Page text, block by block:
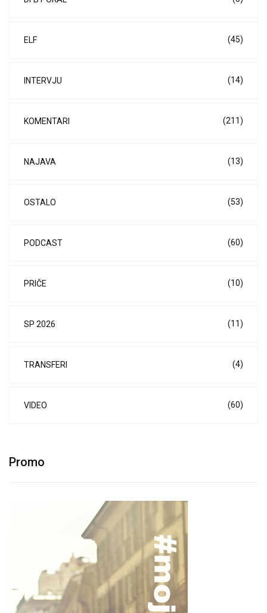
ELF (45)
INTERVJU (14)
KOMENTARI (211)
NAJAVA (13)
OSTALO (53)
PODCAST (60)
PRIČE (10)
SP 2026 (11)
TRANSFERI (4)
VIDEO (60)
Promo